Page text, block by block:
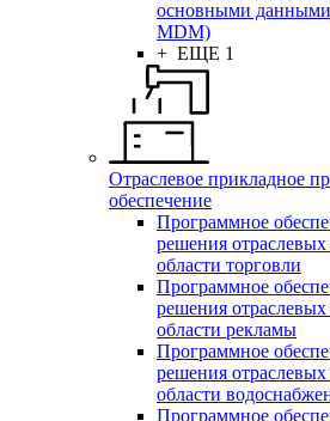
основными
MDM)
+ ЕЩЕ 1
Отраслевое прикладное
обеспечение
Программное
решения отраслевых
области торговли
Программное
решения отраслевых
области рекламы
Программное
решения отраслевых
области
Программное